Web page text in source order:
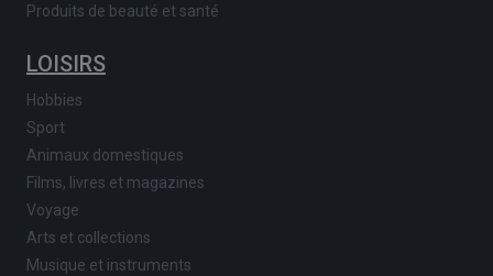
Produits de beauté et santé
LOISIRS
Hobbies
Sport
Animaux domestiques
Films, livres et magazines
Voyage
Arts et collections
Musique et instruments